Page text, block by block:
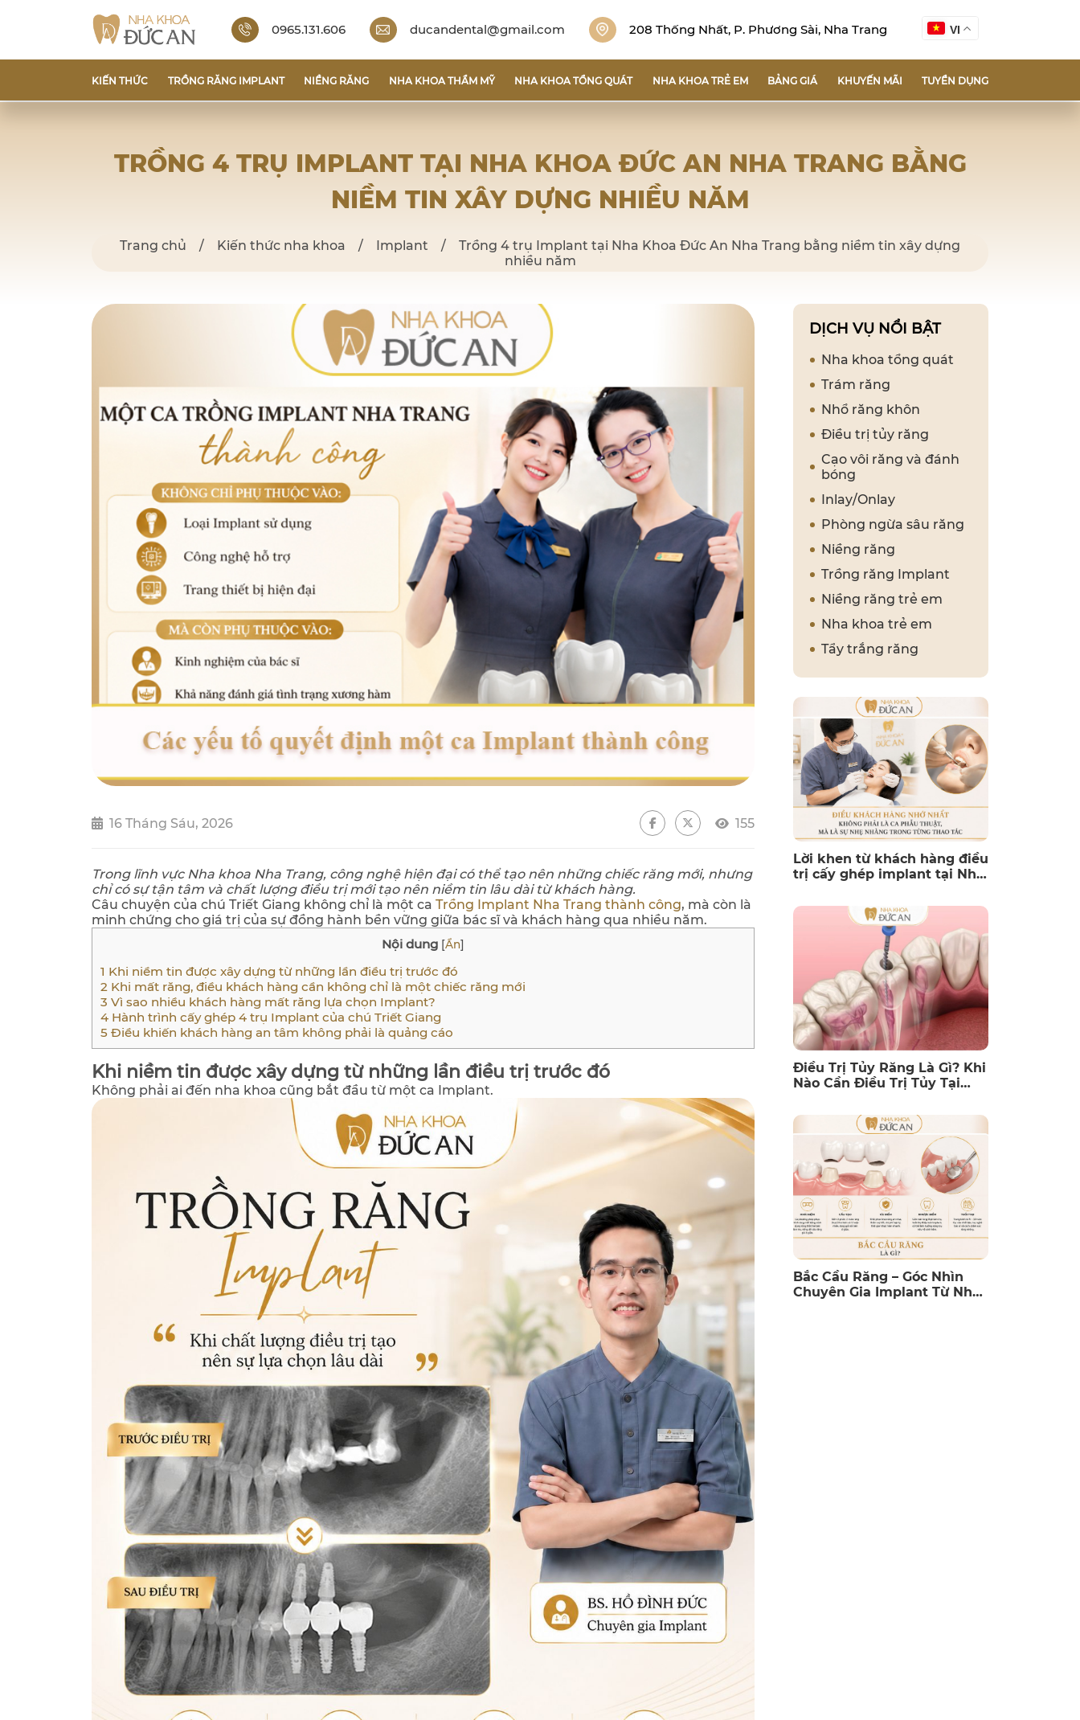
0965.131.606 ducandental@gmail.com 208 Thống Nhất, P. Phương Sài, Nha Trang VI
KIẾN THỨC TRỒNG RĂNG IMPLANT NIỀNG RĂNG NHA KHOA THẨM MỸ NHA KHOA TỔNG QUÁT NHA KHOA TRẺ EM BẢNG GIÁ KHUYẾN MÃI TUYỂN DỤNG
TRỒNG 4 TRỤ IMPLANT TẠI NHA KHOA ĐỨC AN NHA TRANG BẰNG
NIỀM TIN XÂY DỰNG NHIỀU NĂM
Trang chủ / Kiến thức nha khoa / Implant /
Trồng 4 trụ Implant tại Nha Khoa Đức An Nha Trang bằng niềm tin xây dựng
nhiều năm
16 Tháng Sáu, 2026 155
Trong lĩnh vực Nha khoa Nha Trang, công nghệ hiện đại có thể tạo nên những chiếc răng mới, nhưng
chỉ có sự tận tâm và chất lượng điều trị mới tạo nên niềm tin lâu dài từ khách hàng.
Câu chuyện của chú Triết Giang không chỉ là một ca Trồng Implant Nha Trang thành công, mà còn là
minh chứng cho giá trị của sự đồng hành bền vững giữa bác sĩ và khách hàng qua nhiều năm.
Nội dung [Ẩn]
1 Khi niềm tin được xây dựng từ những lần điều trị trước đó
2 Khi mất răng, điều khách hàng cần không chỉ là một chiếc răng mới
3 Vì sao nhiều khách hàng mất răng lựa chọn Implant?
4 Hành trình cấy ghép 4 trụ Implant của chú Triết Giang
5 Điều khiến khách hàng an tâm không phải là quảng cáo
Khi niềm tin được xây dựng từ những lần điều trị trước đó
Không phải ai đến nha khoa cũng bắt đầu từ một ca Implant.
DỊCH VỤ NỔI BẬT
Nha khoa tổng quát
Trám răng
Nhổ răng khôn
Điều trị tủy răng
Cạo vôi răng và đánh
bóng
Inlay/Onlay
Phòng ngừa sâu răng
Niềng răng
Trồng răng Implant
Niềng răng trẻ em
Nha khoa trẻ em
Tẩy trắng răng
Lời khen từ khách hàng điều
trị cấy ghép implant tại Nha
Điều Trị Tủy Răng Là Gì? Khi
Nào Cần Điều Trị Tủy Tại
Bắc Cầu Răng – Góc Nhìn
Chuyên Gia Implant Từ Nha